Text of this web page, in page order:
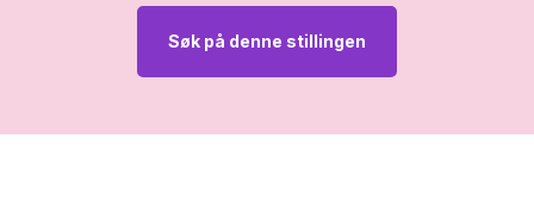
Søk på denne stillingen